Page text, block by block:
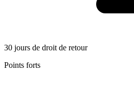
30 jours de droit de retour
Points forts